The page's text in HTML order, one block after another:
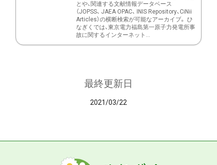
とや、関連する文献情報データベース
（JOPSS、 JAEA OPAC、 INIS Repository、CiNii
Articles）の横断検索が可能なアーカイブ。 ひ
なぎくでは、東京電力福島第一原子力発電所事
故に関するインターネット...
最終更新日
2021/03/22